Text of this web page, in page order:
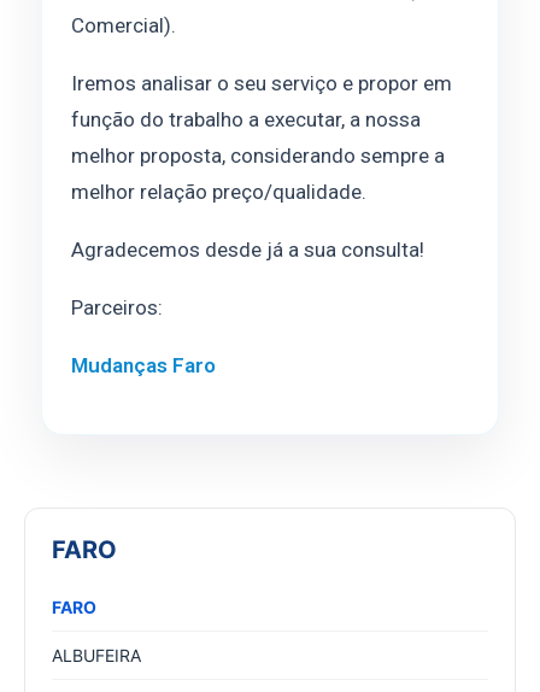
Comercial).
Iremos analisar o seu serviço e propor em
função do trabalho a executar, a nossa
melhor proposta, considerando sempre a
melhor relação preço/qualidade.
Agradecemos desde já a sua consulta!
Parceiros:
Mudanças Faro
FARO
FARO
ALBUFEIRA